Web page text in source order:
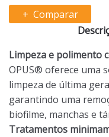
Comparar
Limpeza e polimento
OPUS® oferece uma
limpeza de última
garantindo uma
biofilme, manchas e
Tratamentos